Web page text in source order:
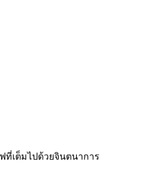
ที่เต็มไปด้วยจินตนาการ